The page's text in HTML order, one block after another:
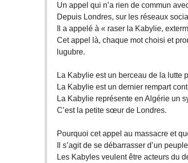
Un appel qui n’a rien de commun
Depuis Londres, sur les réseaux
Il a appelé à « raser la Kabylie,
Cet appel là, chaque mot choisi et
lugubre.
La Kabylie est un berceau de la lutte
La Kabylie est un dernier rempart
La Kabylie représente en Algérie un
C’est la petite sœur de Londres.
Pourquoi cet appel au massacre et
Il s’agit de se débarrasser d’un
Les Kabyles veulent être acteurs du